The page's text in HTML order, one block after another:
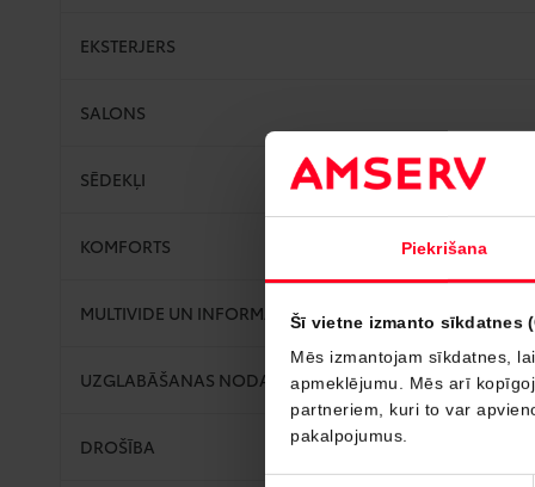
Piekrišana
Šī vietne izmanto sīkdatnes
Mēs izmantojam sīkdatnes,
apmeklējumu. Mēs arī
partneriem, kuri to var
pakalpojumus.
EKSTERJERS
SALONS
SĒDEKĻI
KOMFORTS
MULTIVIDE UN INFORMĀCIJA
UZGLABĀŠANAS NODALĪJUMI
DROŠĪBA